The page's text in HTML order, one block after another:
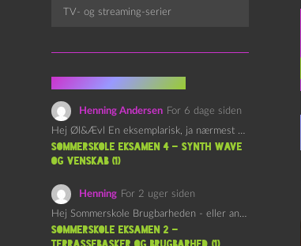
TV- og streaming-serier
Henning Andersen For 6 dage siden
Hej Øl&Ævl En eksemplarisk, ja nærmest yndefuld, afslutning på SOMMERSKOLEN.…
Sommerskole Eksamen 4 – Synth Wave
og Venskab (1)
Henning For 2 uger siden
Hej Sommerskole Brugbarheden - eller anvendeligheden - af "Øl&Ævl" er…
Sommerskole Eksamen 2 –